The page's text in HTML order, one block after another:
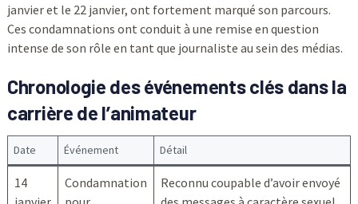
janvier et le 22 janvier, ont fortement marqué son parcours.
Ces condamnations ont conduit à une remise en question
intense de son rôle en tant que journaliste au sein des médias.
Chronologie des événements clés dans la
carrière de l’animateur
Date Événement Détail
14
Condamnation
Reconnu coupable d’avoir envoyé